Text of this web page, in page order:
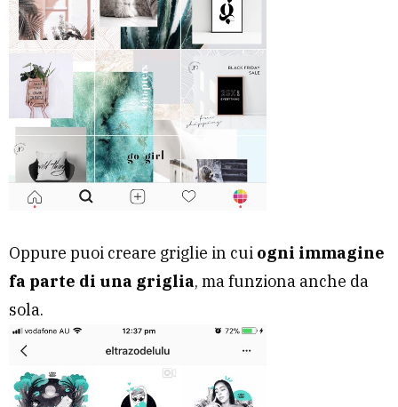
Oppure puoi creare griglie in cui ogni immagine
fa parte di una griglia, ma funziona anche da
sola.